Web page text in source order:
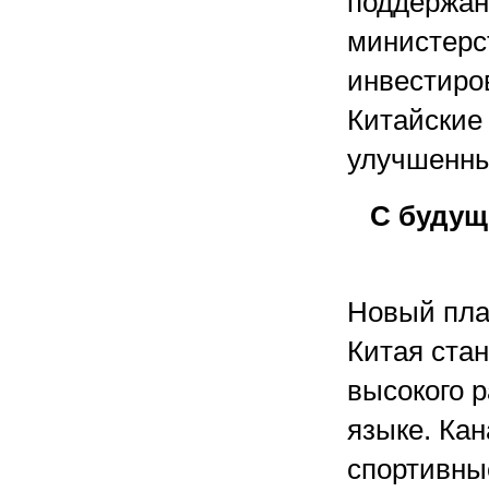
С
Новый
Китая
высокого
языке.